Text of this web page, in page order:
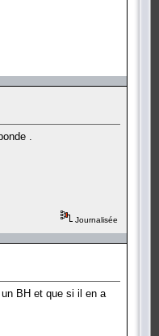
.
Journalisée
BH et que si il en a